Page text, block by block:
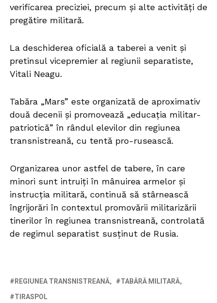
verificarea preciziei, precum și alte activități de
pregătire militară.
La deschiderea oficială a taberei a venit și
pretinsul vicepremier al regiunii separatiste,
Vitali Neagu.
Tabăra „Mars” este organizată de aproximativ
două decenii și promovează „educația militar-
patriotică” în rândul elevilor din regiunea
transnistreană, cu tentă pro-rusească.
Organizarea unor astfel de tabere, în care
minori sunt intruiți în mânuirea armelor și
instrucția militară, continuă să stârnească
îngrijorări în contextul promovării militarizării
tinerilor în regiunea transnistreană, controlată
de regimul separatist susținut de Rusia.
REGIUNEA TRANSNISTREANĂ
TABĂRĂ MILITARĂ
TIRASPOL